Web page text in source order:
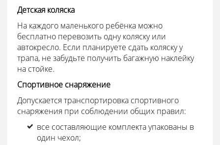
Детская коляска
На каждого маленького ребёнка можно
бесплатно перевозить одну коляску или
автокресло. Если планируете сдать коляску у
трапа, не забудьте получить багажную наклейку
на стойке.
Спортивное снаряжение
Допускается транспортировка спортивного
снаряжения при соблюдении общих правил:
все составляющие комплекта упакованы в
один чехол;